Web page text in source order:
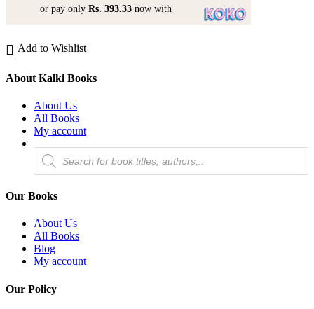
or pay only Rs. 393.33 now with
Add to Wishlist
About Kalki Books
About Us
All Books
My account
Products
search
Our Books
About Us
All Books
Blog
My account
Our Policy